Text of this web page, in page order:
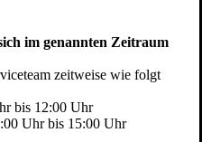
im genannten Zeitraum
zeitweise wie folgt
bis 12:00 Uhr
Uhr bis 15:00 Uhr